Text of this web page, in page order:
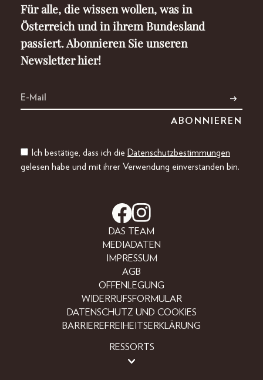
Für alle, die wissen wollen, was in
Österreich und in ihrem Bundesland
passiert. Abonnieren Sie unseren
Newsletter hier!
Ich bestätige, dass ich die Datenschutzbestimmungen
gelesen habe und mit ihrer Verwendung einverstanden bin.
DAS TEAM
MEDIADATEN
IMPRESSUM
AGB
OFFENLEGUNG
WIDERRUFSFORMULAR
DATENSCHUTZ UND COOKIES
BARRIEREFREIHEITSERKLÄRUNG
RESSORTS